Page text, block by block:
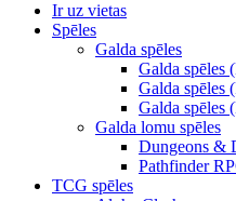
Ir uz vietas
Spēles
Galda spēles
Galda spēles
Galda spēles
Galda spēles
Galda lomu spēles
Dungeons &
Pathfinder
TCG spēles